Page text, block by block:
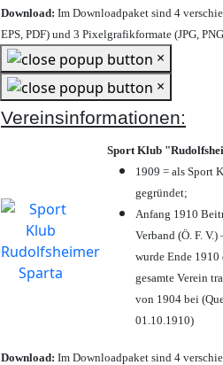
Download: Im Downloadpaket sind 4
EPS, PDF) und 3 Pixelgrafikformate (JPG,
×
×
Vereinsinformationen:
Sport Klub
1909 = als Sport
gegründet;
Anfang 1910
Verband (Ö. F.
wurde Ende
gesamte Verein
von 1904 bei
01.10.1910)
Download: Im Downloadpaket sind 4